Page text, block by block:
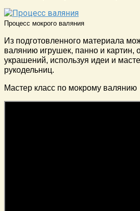
Процесс мокрого валяния
Из подготовленного материала
валянию игрушек, панно и картин,
украшений, используя идеи и
рукодельниц.
Мастер класс по мокрому валянию